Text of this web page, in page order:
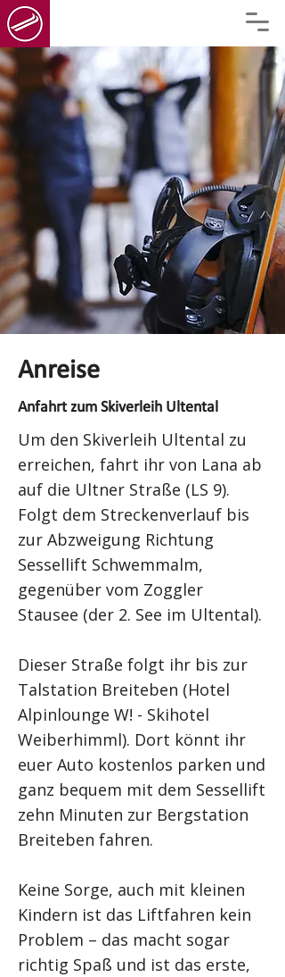
Anreise
Anfahrt zum Skiverleih Ultental
Um den Skiverleih Ultental zu
erreichen, fahrt ihr von Lana ab
auf die Ultner Straße (LS 9).
Folgt dem Streckenverlauf bis
zur Abzweigung Richtung
Sessellift Schwemmalm,
gegenüber vom Zoggler
Stausee (der 2. See im Ultental).
Dieser Straße folgt ihr bis zur
Talstation Breiteben (Hotel
Alpinlounge W! - Skihotel
Weiberhimml). Dort könnt ihr
euer Auto kostenlos parken und
ganz bequem mit dem Sessellift
zehn Minuten zur Bergstation
Breiteben fahren.
Keine Sorge, auch mit kleinen
Kindern ist das Liftfahren kein
Problem – das macht sogar
richtig Spaß und ist das erste,